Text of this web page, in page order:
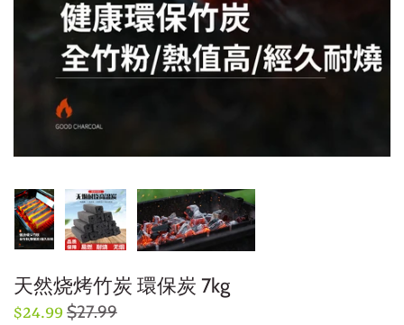
天然烧烤竹炭 環保炭 7kg
$24.99$27.99